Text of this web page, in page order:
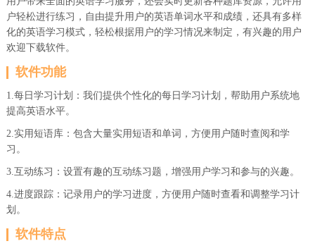
户轻松进行练习，自由提升用户的英语单词水平和成绩，还具有多样
化的英语学习模式，轻松根据用户的学习情况来制定，有兴趣的用户
欢迎下载软件。
软件功能
1.每日学习计划：我们提供个性化的每日学习计划，帮助用户系统地
提高英语水平。
2.实用短语库：包含大量实用短语和单词，方便用户随时查阅和学
习。
3.互动练习：设置有趣的互动练习题，增强用户学习和参与的兴趣。
4.进度跟踪：记录用户的学习进度，方便用户随时查看和调整学习计
划。
软件特点